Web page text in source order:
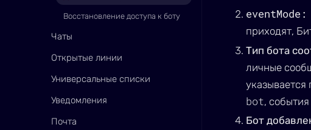
Восстановление доступа к боту
Чаты
Открытые линии
Универсальные списки
Уведомления
Почта
приходят,
Тип бота
личные
указывается
bot,
Бот